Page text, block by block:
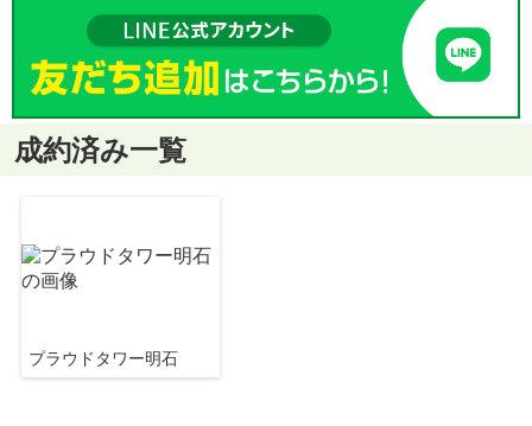
成約済み一覧
プラウドタワー明石